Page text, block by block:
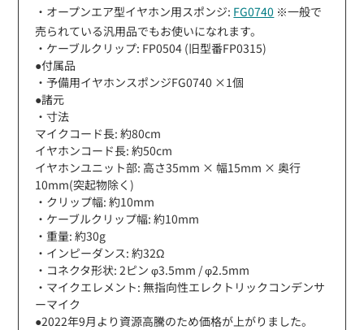
・オープンエア型イヤホン用スポンジ: FG0740 ※一般で
売られている汎用品でもお使いになれます。
・ケーブルクリップ: FP0504 (旧型番FP0315)
●付属品
・予備用イヤホンスポンジFG0740 ×1個
●諸元
・寸法
マイクコード長: 約80cm
イヤホンコード長: 約50cm
イヤホンユニット部: 高さ35mm × 幅15mm × 奥行
10mm(突起物除く)
・クリップ幅: 約10mm
・ケーブルクリップ幅: 約10mm
・重量: 約30g
・インピーダンス: 約32Ω
・コネクタ形状: 2ピン φ3.5mm / φ2.5mm
・マイクエレメント: 無指向性エレクトリックコンデンサ
ーマイク
●2022年9月より資源高騰のため価格が上がりました。